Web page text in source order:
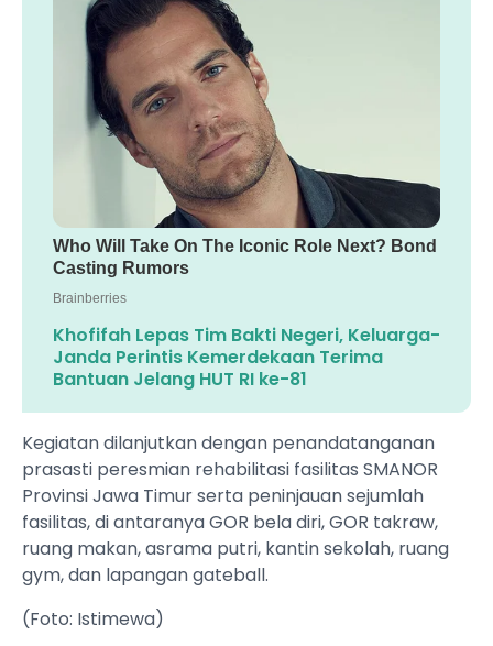
Khofifah Lepas Tim Bakti Negeri, Keluarga-
Janda Perintis Kemerdekaan Terima
Bantuan Jelang HUT RI ke-81
Kegiatan dilanjutkan dengan penandatanganan
prasasti peresmian rehabilitasi fasilitas SMANOR
Provinsi Jawa Timur serta peninjauan sejumlah
fasilitas, di antaranya GOR bela diri, GOR takraw,
ruang makan, asrama putri, kantin sekolah, ruang
gym, dan lapangan gateball.
(Foto: Istimewa)